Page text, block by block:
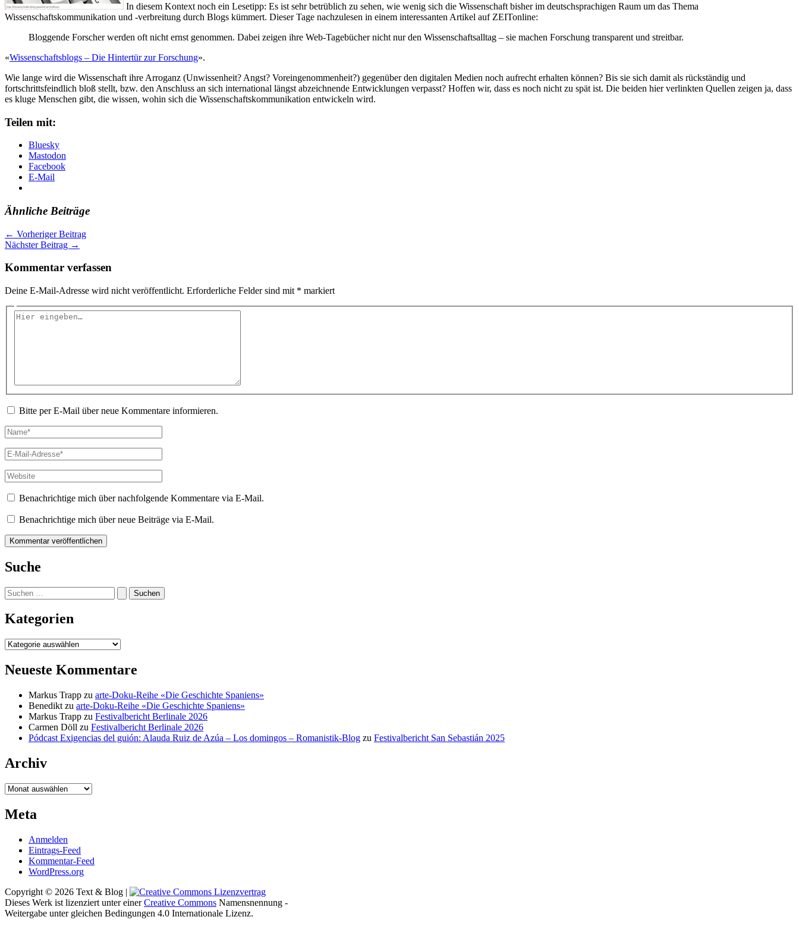
In diesem Kontext noch ein Lesetipp: Es ist sehr betrüblich zu sehen, wie wenig sich die Wissenschaft bisher im deutschsprachigen Raum um das Thema
Wissenschaftskommunikation und -verbreitung durch Blogs kümmert. Dieser Tage nachzulesen in einem interessanten Artikel auf ZEITonline:
Bloggende Forscher werden oft nicht ernst genommen. Dabei zeigen ihre Web-Tagebücher nicht nur den Wissenschaftsalltag – sie machen Forschung transparent und streitbar.
«Wissenschaftsblogs – Die Hintertür zur Forschung».
Wie lange wird die Wissenschaft ihre Arroganz (Unwissenheit? Angst? Voreingenommenheit?) gegenüber den digitalen Medien noch aufrecht erhalten können? Bis sie sich damit als rückständig und
fortschrittsfeindlich bloß stellt, bzw. den Anschluss an sich international längst abzeichnende Entwicklungen verpasst? Hoffen wir, dass es noch nicht zu spät ist. Die beiden hier verlinkten Quellen zeigen ja, dass
es kluge Menschen gibt, die wissen, wohin sich die Wissenschaftskommunikation entwickeln wird.
Teilen mit:
Bluesky
Mastodon
Facebook
E-Mail
Ähnliche Beiträge
← Vorheriger Beitrag
Nächster Beitrag →
Kommentar verfassen
Deine E-Mail-Adresse wird nicht veröffentlicht. Erforderliche Felder sind mit * markiert
Hier
Bitte per E-Mail über neue Kommentare informieren.
Name*
E-
Mail-
Adresse*
Website
Benachrichtige mich über nachfolgende Kommentare via E-Mail.
Benachrichtige mich über neue Beiträge via E-Mail.
Suche
Suchen
nach:
Kategorien
Kategorien
Neueste Kommentare
Markus Trapp zu arte-Doku-Reihe «Die Geschichte Spaniens»
Benedikt zu arte-Doku-Reihe «Die Geschichte Spaniens»
Markus Trapp zu Festivalbericht Berlinale 2026
Carmen Döll zu Festivalbericht Berlinale 2026
Pódcast Exigencias del guión: Alauda Ruiz de Azúa – Los domingos – Romanistik-Blog zu Festivalbericht San Sebastián 2025
Archiv
Archiv
Meta
Anmelden
Eintrags-Feed
Kommentar-Feed
WordPress.org
Copyright © 2026 Text & Blog |
Dieses Werk ist lizenziert unter einerCreative Commons Namensnennung -
Weitergabe unter gleichen Bedingungen 4.0 Internationale Lizenz.